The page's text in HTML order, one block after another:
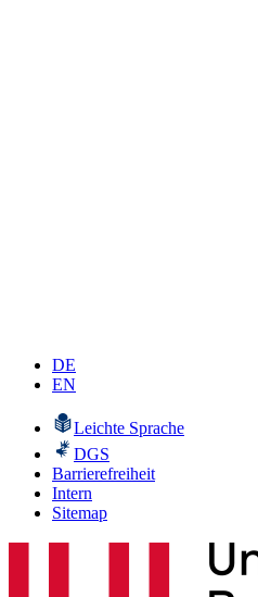
DE
EN
Leichte Sprache
DGS
Barrierefreiheit
Intern
Sitemap